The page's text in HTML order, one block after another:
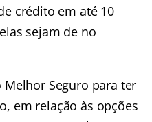
crédito em até 10
sejam de no
Seguro para ter
em relação às opções